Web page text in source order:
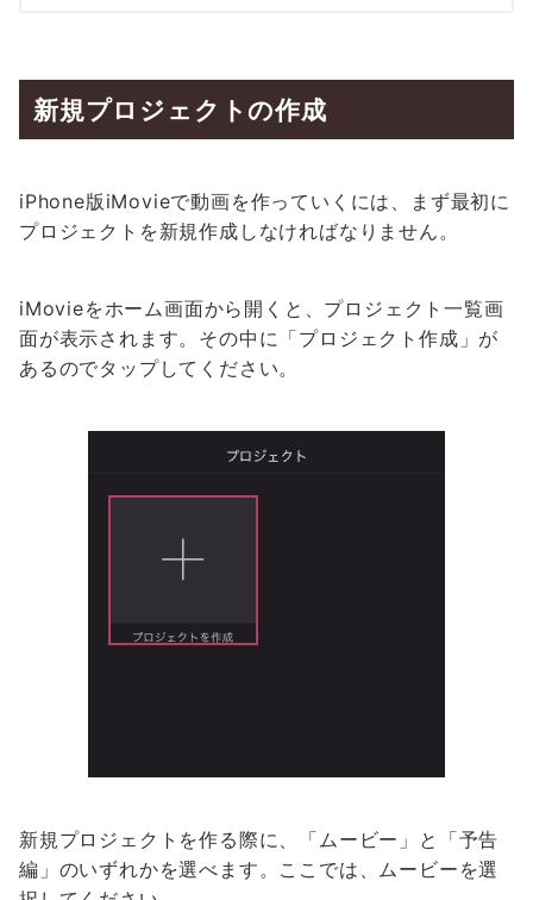
新規プロジェクトの作成
iPhone版iMovieで動画を作っていくには、まず最初に
プロジェクトを新規作成しなければなりません。
iMovieをホーム画面から開くと、プロジェクト一覧画
面が表示されます。その中に「プロジェクト作成」が
あるのでタップしてください。
新規プロジェクトを作る際に、「ムービー」と「予告
編」のいずれかを選べます。ここでは、ムービーを選